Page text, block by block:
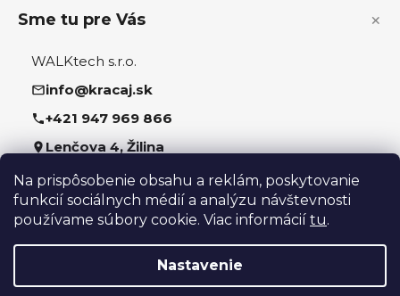
Na prispôsobenie obsahu a reklám, poskytovanie
funkcií sociálnych médií a analýzu návštevnosti
používame súbory cookie. Viac informácií tu.
Nastavenie
Sme tu pre Vás
WALKtech s.r.o.
info@kracaj.sk
+421 947 969 866
Lenčova 4, Žilina
Sledujte nás